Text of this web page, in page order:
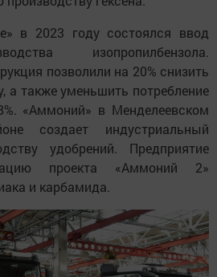
в 2023 году состоялся ввод
изопропилбензола.
позволили на 20% снизить
также уменьшить потребление
«Аммоний» в Менделеевском
создает индустриальный
удобрений. Предприятие
проекта «Аммоний 2»
и карбамида.